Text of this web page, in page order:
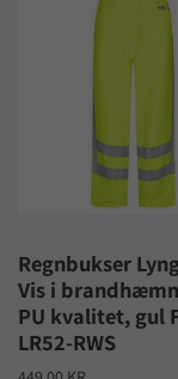
Regnbukser
Vis i
PU kvalitet, gul
LR52-RWS